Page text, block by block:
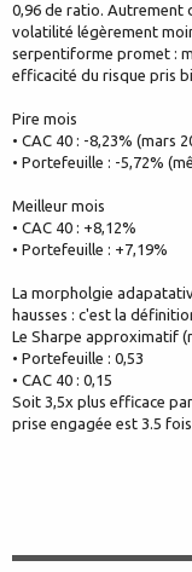
0,96 de ratio. Autrement
volatilité légèrement
serpentiforme promet :
efficacité du risque pris
Pire mois
• CAC 40 : -8,23% (mars
• Portefeuille : -5,72%
Meilleur mois
• CAC 40 : +8,12%
• Portefeuille : +7,19%
La morpholgie
hausses : c'est la
Le Sharpe approximatif
• Portefeuille : 0,53
• CAC 40 : 0,15
Soit 3,5x plus efficace
prise engagée est 3.5